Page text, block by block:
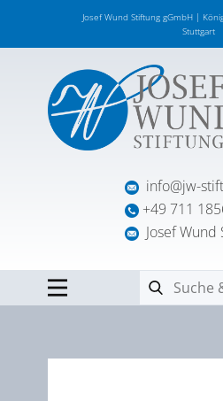
Josef Wund Stiftung gGmbH |
Stuttgart
info@jw-
+49 711
Josef